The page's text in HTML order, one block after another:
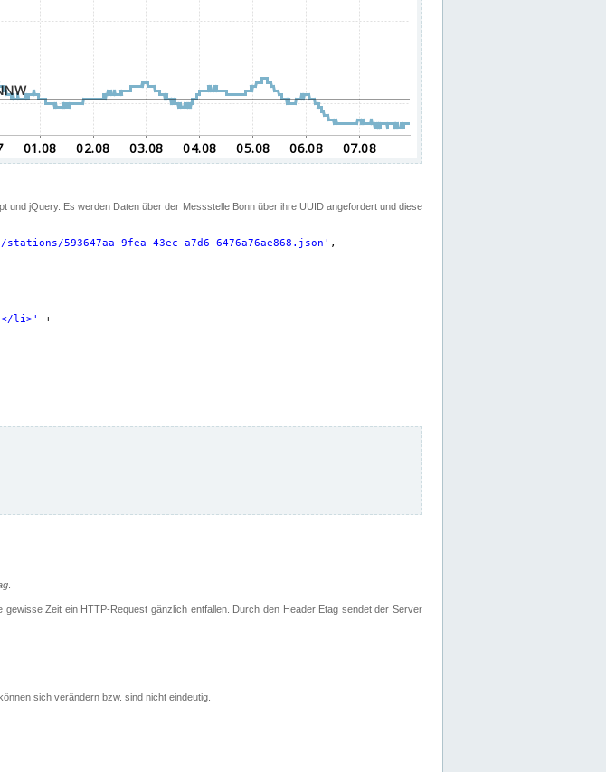
und jQuery. Es werden Daten über der Messstelle Bonn über ihre UUID angefordert und diese
593647aa-9fea-43ec-a7d6-6476a76ae868.json ' ,
li>'
+
.
Zeit ein HTTP-Request gänzlich entfallen. Durch den Header Etag sendet der Server
sich verändern bzw. sind nicht eindeutig.